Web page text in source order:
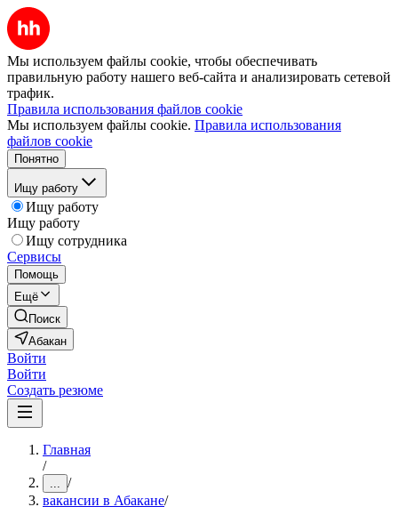
Мы используем файлы cookie, чтобы обеспечивать
правильную работу нашего веб-сайта и анализировать сетевой
трафик.
Правила использования файлов cookie
Мы используем файлы cookie. Правила использования
файлов cookie
Понятно
Ищу работу
Ищу работу
Ищу работу
Ищу сотрудника
Сервисы
Помощь
Ещё
Поиск
Абакан
Войти
Войти
Создать резюме
Главная
/
... /
вакансии в Абакане/